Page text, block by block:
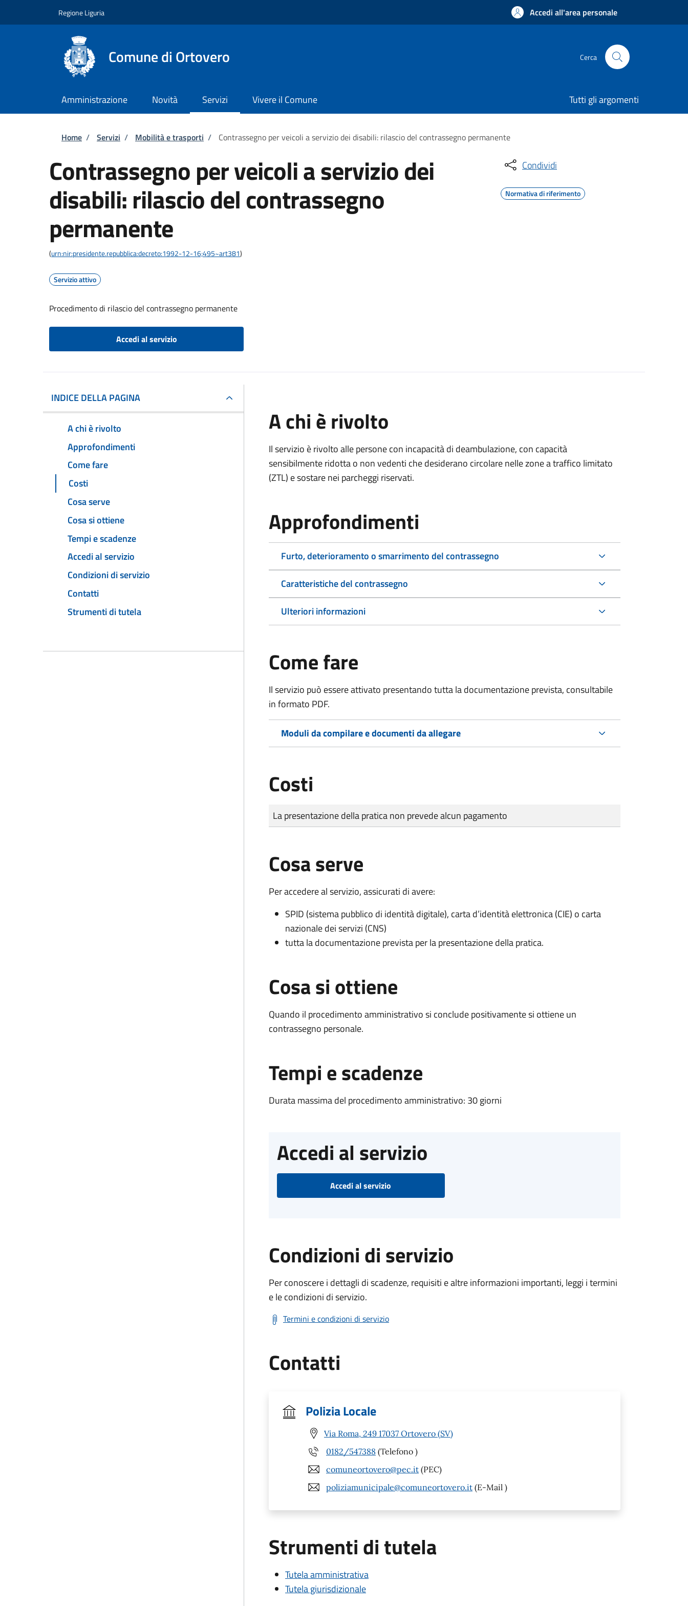
Regione Liguria Accedi all'area personale
Comune di Ortovero Cerca
Amministrazione Novità Servizi Vivere il Comune Tutti gli argomenti
Briciole di pane
Home / Servizi / Mobilità e trasporti / Contrassegno per veicoli a servizio dei disabili: rilascio del contrassegno permanente
Contrassegno per veicoli a servizio dei
disabili: rilascio del contrassegno
permanente
(urn:nir:presidente.repubblica:decreto:1992-12-16;495~art381)
Servizio attivo
Procedimento di rilascio del contrassegno permanente
Accedi al servizio
Condividi
Normativa di riferimento
INDICE DELLA PAGINA
A chi è rivolto
Approfondimenti
Come fare
Costi
Cosa serve
Cosa si ottiene
Tempi e scadenze
Accedi al servizio
Condizioni di servizio
Contatti
Strumenti di tutela
A chi è rivolto
Il servizio è rivolto alle persone con incapacità di deambulazione, con capacità
sensibilmente ridotta o non vedenti che desiderano circolare nelle zone a traffico limitato
(ZTL) e sostare nei parcheggi riservati.
Approfondimenti
Furto, deterioramento o smarrimento del contrassegno
Caratteristiche del contrassegno
Ulteriori informazioni
Come fare
Il servizio può essere attivato presentando tutta la documentazione prevista, consultabile
in formato PDF.
Moduli da compilare e documenti da allegare
Costi
Tipo di pagamento
Importo
La presentazione della pratica non prevede alcun pagamento
Cosa serve
Per accedere al servizio, assicurati di avere:
SPID (sistema pubblico di identità digitale), carta d’identità elettronica (CIE) o carta
nazionale dei servizi (CNS)
tutta la documentazione prevista per la presentazione della pratica.
Cosa si ottiene
Quando il procedimento amministrativo si conclude positivamente si ottiene un
contrassegno personale.
Tempi e scadenze
Durata massima del procedimento amministrativo: 30 giorni
Accedi al servizio
Accedi al servizio
Condizioni di servizio
Per conoscere i dettagli di scadenze, requisiti e altre informazioni importanti, leggi i termini
e le condizioni di servizio.
Termini e condizioni di servizio
Contatti
Polizia Locale
Via Roma, 249 17037 Ortovero (SV)
0182/547388 (Telefono )
comuneortovero@pec.it (PEC)
poliziamunicipale@comuneortovero.it (E-Mail )
Strumenti di tutela
Tutela amministrativa
Tutela giurisdizionale